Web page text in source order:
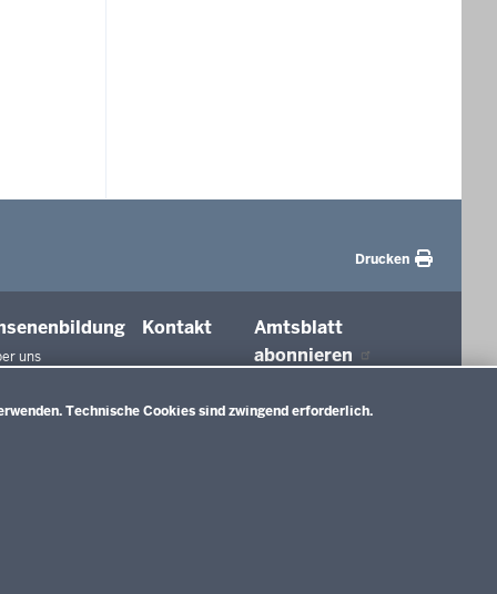
Technische Cookies sind zwingend erforderlich.
Drucken
uns
in der
Kontakt
Amtsblatt
abonnieren